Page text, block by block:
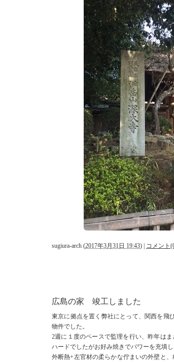
sugiura-arch (2017年3月31日 19:43) コメント
広島の家 竣工しました
東京に拠点を置く弊社にとって、関西を飛
物件でした。
2週に１度のペースで監理を行い、昨年は
ハードでしたがお好み焼きでパワーを充填
外断熱+左官材の柔らかな佇まいの外壁と